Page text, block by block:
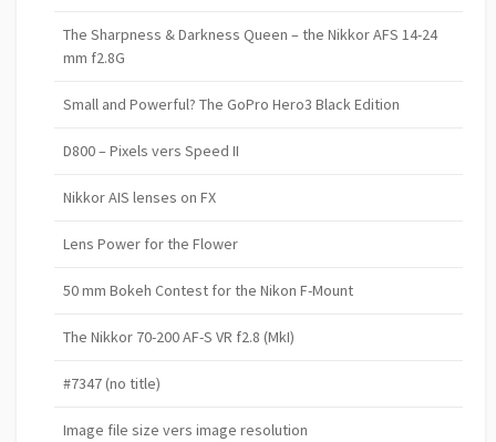
The Sharpness & Darkness Queen – the Nikkor AFS 14-24
mm f2.8G
Small and Powerful? The GoPro Hero3 Black Edition
D800 – Pixels vers Speed II
Nikkor AIS lenses on FX
Lens Power for the Flower
50 mm Bokeh Contest for the Nikon F-Mount
The Nikkor 70-200 AF-S VR f2.8 (MkI)
#7347 (no title)
Image file size vers image resolution